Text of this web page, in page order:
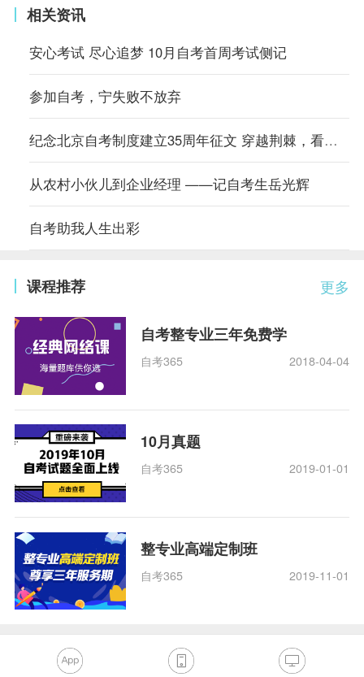
相关资讯
安心考试 尽心追梦 10月自考首周考试侧记
参加自考，宁失败不放弃
纪念北京自考制度建立35周年征文 穿越荆棘，看别样风景
从农村小伙儿到企业经理 ——记自考生岳光辉
自考助我人生出彩
更多
课程推荐
自考整专业三年免费学
自考365 2018-04-04
10月真题
自考365 2019-01-01
整专业高端定制班
自考365 2019-11-01